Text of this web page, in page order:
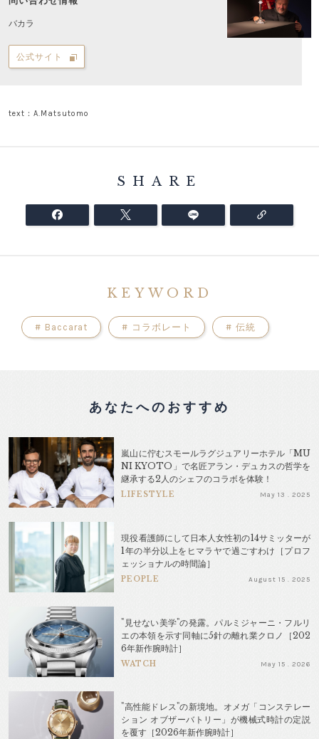
バカラ
公式サイト
text：A.Matsutomo
SHARE
KEYWORD
# Baccarat # コラボレート # 伝統
あなたへのおすすめ
嵐山に佇むスモールラグジュアリーホテル「MU
NI KYOTO」で名匠アラン・デュカスの哲学を
継承する2人のシェフのコラボを体験！
LIFESTYLE May 13 . 2025
現役看護師にして日本人女性初の14サミッターが
1年の半分以上をヒマラヤで過ごすわけ［プロフ
ェッショナルの時間論］
PEOPLE August 15 . 2025
"見せない美学"の発露。パルミジャーニ・フルリ
エの本領を示す同軸に5針の離れ業クロノ［202
6年新作腕時計］
WATCH May 15 . 2026
"高性能ドレス"の新境地。オメガ「コンステレー
ション オブザーバトリー」が機械式時計の定説
を覆す［2026年新作腕時計］